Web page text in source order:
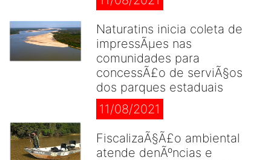
Naturatins inicia coleta de
impressÃµes nas
comunidades para
concessÃ£o de serviÃ§os
dos parques estaduais
11/08/2021
FiscalizaÃ§Ã£o ambiental
atende denÃºncias e